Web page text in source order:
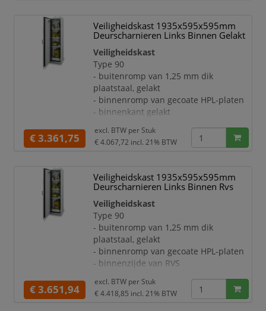
temperatuuronafhankelijke
deurblokkering
- sluit bij brand automatisch dankzij
thermomechanica
Uitrusting:
- opvanglegbord, draagvermogen 75 kg
- legborden per 64 mm in hoogte
verstelbaar
- ontluchting via een centraal
ontluchtingssysteem in de achterwa
Veiligheidskast 1935x595x595mm
Deurscharnieren Links Binnen Gelakt
Veiligheidskast
Type 90
- buitenromp van 1,25 mm dik
plaatstaal, gelakt
- binnenromp van gecoate HPL-platen
- binnenkant gelakt
- afsluitbaar met cilinderslot
- met geïntegreerde,
deurblokkering
- deuraanslag links
thermomechanica
Uitrusting:
- opvanglegbord, draagvermogen 75 kg
- legborden per 64 mm in hoogte
verstelbaar
- ontluchting via een centraal
ontluchtingssysteem in de achterwand
€ 3.361,75
excl. BTW per Stuk
€ 4.067,72 incl. 21% BTW
Veiligheidskast 1935x595x595mm
Deurscharnieren Links Binnen Rvs
Veiligheidskast
Type 90
- buitenromp van 1,25 mm dik
plaatstaal, gelakt
- binnenromp van gecoate HPL-platen
- binnenzijde van RVS
- afsluitbaar met cilinderslot
- met geïntegreerde,
€ 3.651,94
excl. BTW per Stuk
€ 4.418,85 incl. 21% BTW